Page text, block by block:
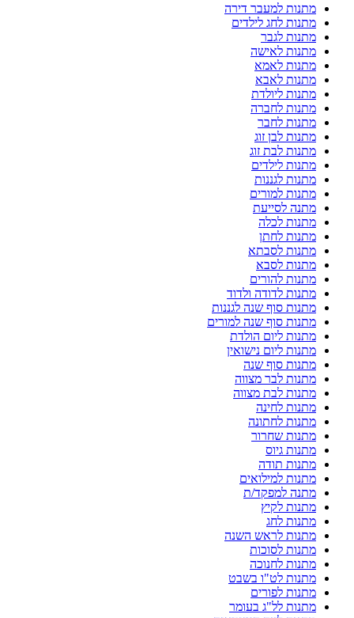
מתנות למעבר דירה
מתנות לחג לילדים
מתנות לגבר
מתנות לאישה
מתנות לאמא
מתנות לאבא
מתנות ליולדת
מתנות לחברה
מתנות לחבר
מתנות לבן זוג
מתנות לבת זוג
מתנות לילדים
מתנות לגננות
מתנות למורים
מתנה לסייעת
מתנות לכלה
מתנות לחתן
מתנות לסבתא
מתנות לסבא
מתנות להורים
מתנות לדודה ולדוד
מתנות סוף שנה לגננות
מתנות סוף שנה למורים
מתנות ליום הולדת
מתנות ליום נישואין
מתנות סוף שנה
מתנות לבר מצווה
מתנות לבת מצווה
מתנות לחינה
מתנות לחתונה
מתנות שחרור
מתנות גיוס
מתנות תודה
מתנות למילואים
מתנה למפקד/ת
מתנות לקיץ
מתנות לחג
מתנות לראש השנה
מתנות לסוכות
מתנות לחנוכה
מתנות לט"ו בשבט
מתנות לפורים
מתנות לל"ג בעומר